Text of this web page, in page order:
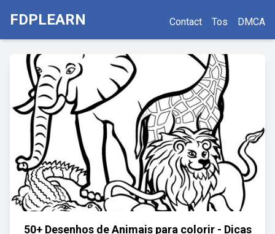
FDPLEARN Contact Tos DMCA
50+ Desenhos de Animais para colorir - Dicas